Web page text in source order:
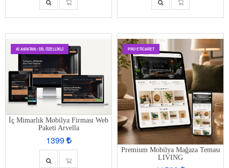
AI ASISTAN / DIL ÖZELLIKLI
İç Mimarlık Mobilya Firması Web
Paketi Arvella
1399
PRO ETİCARET
Premium Mobilya Mağaza Teması
LIVING